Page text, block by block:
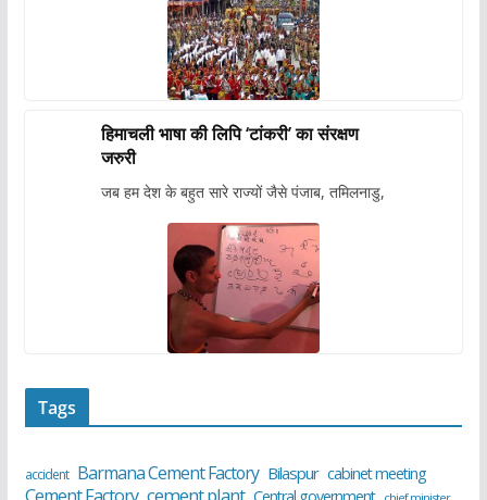
हिमाचली भाषा की लिपि ‘टांकरी’ का संरक्षण
जरुरी
जब हम देश के बहुत सारे राज्यों जैसे पंजाब, तमिलनाडु,
Tags
accident Barmana Cement Factory Bilaspur cabinet meeting
Cement Factory cement plant Central government